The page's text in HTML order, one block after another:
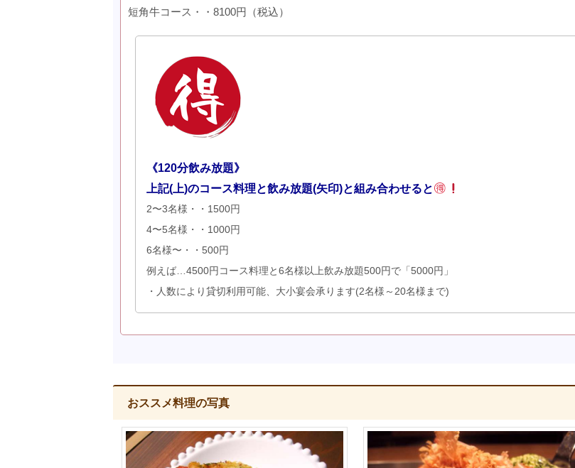
短角牛コース・・8100円（税込）
《120分飲み放題》
上記(上)のコース料理と飲み放題(矢印)と組み合わせると
2〜3名様・・1500円
4〜5名様・・1000円
6名様〜・・500円
例えば…4500円コース料理と6名様以上飲み放題500円で「5000円」
・人数により貸切利用可能、大小宴会承ります(2名様～20名様まで)
おススメ料理の写真